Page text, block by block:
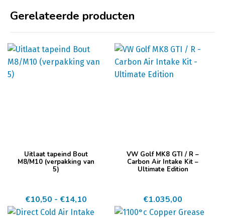
Gerelateerde producten
product
variaties.
Deze
Uitlaat tapeind Bout
M8/M10 (verpakking van
5)
€10,50 - €14,10Prijsklasse:
€10,50
VW Golf MK8 GTI / R –
Carbon Air Intake Kit –
Ultimate Edition
€1.035,00